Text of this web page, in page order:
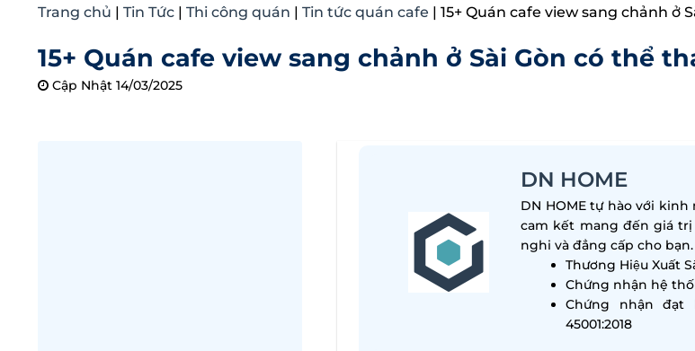
Trang chủ | Tin Tức | Thi công quán | Tin tức quán cafe | 15+ Quán cafe view sang chảnh ở
15+ Quán cafe view sang chảnh ở Sài Gòn có thể
Cập Nhật 14/03/2025
DN HOME
DN HOME tự hào với
cam kết mang đến giá
nghi và đẳng cấp cho
Thương Hiệu Xuất
Chứng nhận hệ
Chứng nhận
45001:2018